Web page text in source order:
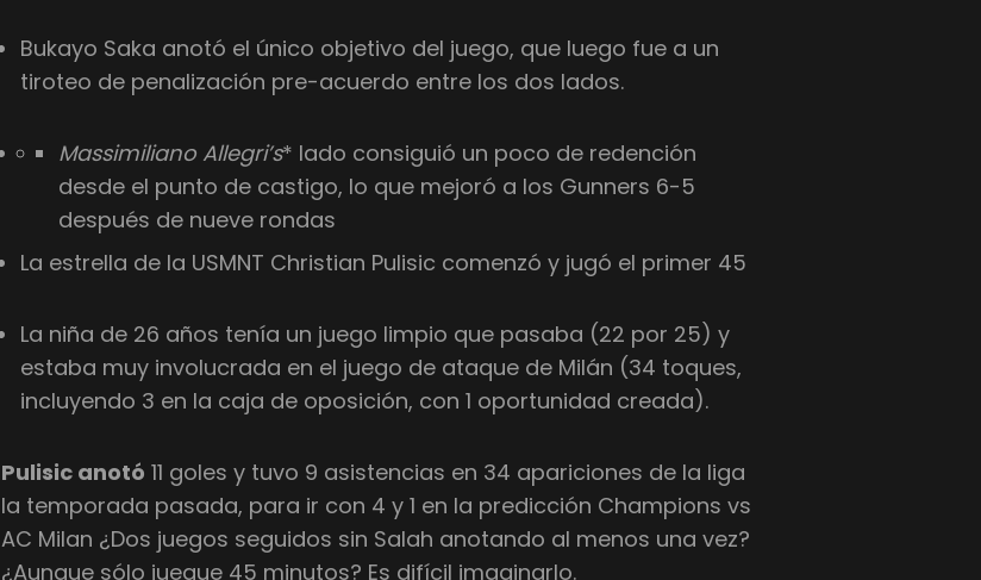
Bukayo Saka anotó el único objetivo del juego, que luego fue a un
tiroteo de penalización pre-acuerdo entre los dos lados.
Massimiliano Allegri’s* lado consiguió un poco de redención
desde el punto de castigo, lo que mejoró a los Gunners 6-5
después de nueve rondas
La estrella de la USMNT Christian Pulisic comenzó y jugó el primer 45
La niña de 26 años tenía un juego limpio que pasaba (22 por 25) y
estaba muy involucrada en el juego de ataque de Milán (34 toques,
incluyendo 3 en la caja de oposición, con 1 oportunidad creada).
Pulisic anotó 11 goles y tuvo 9 asistencias en 34 apariciones de la liga
la temporada pasada, para ir con 4 y 1 en la predicción Champions vs
AC Milan ¿Dos juegos seguidos sin Salah anotando al menos una vez?
¿Aunque sólo juegue 45 minutos? Es difícil imaginarlo.